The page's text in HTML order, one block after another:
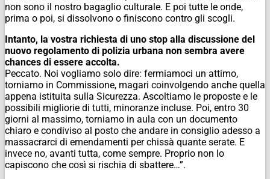
non sono il nostro bagaglio culturale. E poi tutte le onde,
prima o poi, si dissolvono o finiscono contro gli scogli.
Intanto, la vostra richiesta di uno stop alla discussione del
nuovo regolamento di polizia urbana non sembra avere
chances di essere accolta.
Peccato. Noi vogliamo solo dire: fermiamoci un attimo,
torniamo in Commissione, magari coinvolgendo anche quella
appena istituita sulla Sicurezza. Ascoltiamo le proposte e le
possibili migliorie di tutti, minoranze incluse. Poi, entro 30
giorni al massimo, torniamo in aula con un documento
chiaro e condiviso al posto che andare in consiglio adesso a
massacrarci di emendamenti per chissà quante serate. E
invece no, avanti tutta, come sempre. Proprio non lo
capiscono che così si rischia di sbattere…”.